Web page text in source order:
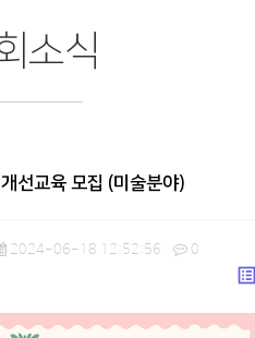
소식
선교육 모집 (미술분야)
2024-06-18 12:52:56 0